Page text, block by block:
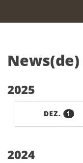
2025
DEZ. 1
2024